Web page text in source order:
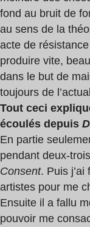
fond au bruit de
au sens de la
acte de
produire vite,
dans le but de
toujours de
Tout ceci
écoulés depuis
En partie
pendant deux-
Consent. Puis j’ai
artistes pour me
Ensuite il a fallu
pouvoir me